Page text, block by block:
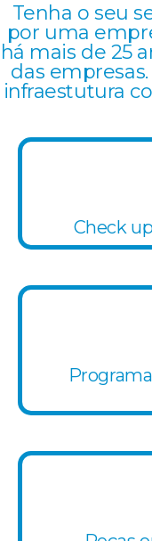
Tenha o seu
por uma
há mais de 25
das
infraestutura
Check